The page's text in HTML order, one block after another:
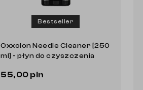
Bestseller
Oxxolon Needle Cleaner [250
ml] - płyn do czyszczenia
55,00 plnDo koszyka